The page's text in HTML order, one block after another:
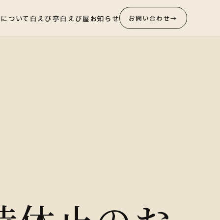
ついて 白えび亭白えび屋 お知らせ お問い合わせ→